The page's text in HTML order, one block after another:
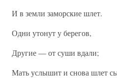
И в земли заморские шлет.
Одни утонут у берегов,
Другие — от суши вдали;
Мать услышит и снова шлет